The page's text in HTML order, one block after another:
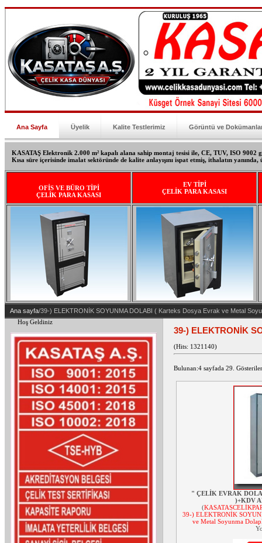
Ana Sayfa Üyelik Kalite Testlerimiz Görüntü ve
KASATAŞ Elektronik 2.000 m² kapalı alana sahip montaj tesisi ile, CE, TUV, ISO
Kısa süre içerisinde imalat sektöründe de kalite anlayışını ispat etmiş, ithalatın
OFİS VE BÜRO TİPİ
ÇELİK PARA KASASI
EV TİPİ
ÇELİK PARA KASASI
Ana sayfa/39-) ELEKTRONİK SOYUNMA DOLABI ( Karteks Dosya Evrak ve Metal
Hoş Geldiniz
39-) ELEKTRONİK
(Hits: 1321140)
Bulunan:4 sayfada 29.
" ÇELİK EVRAK
)+KDV
(
39-) ELEKTRONİK
ve Metal Soyunma